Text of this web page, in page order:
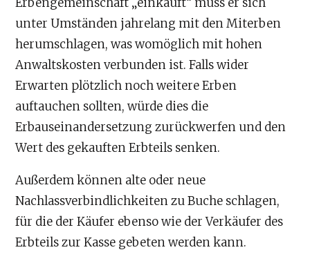
unter Umständen jahrelang mit den Miterben
herumschlagen, was womöglich mit hohen
Anwaltskosten verbunden ist. Falls wider
Erwarten plötzlich noch weitere Erben
auftauchen sollten, würde dies die
Erbauseinandersetzung zurückwerfen und den
Wert des gekauften Erbteils senken.
Außerdem können alte oder neue
Nachlassverbindlichkeiten zu Buche schlagen,
für die der Käufer ebenso wie der Verkäufer des
Erbteils zur Kasse gebeten werden kann.